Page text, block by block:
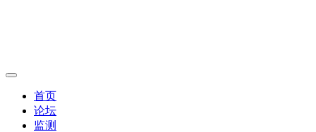
首页
论坛
监测